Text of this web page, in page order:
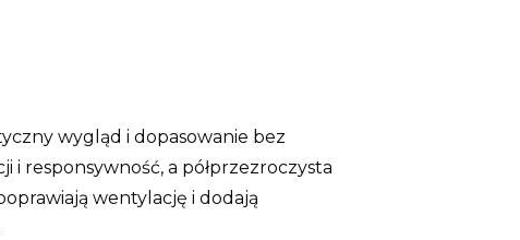
wygląd i dopasowanie bez
i responsywność, a półprzezroczysta
wentylację i dodają